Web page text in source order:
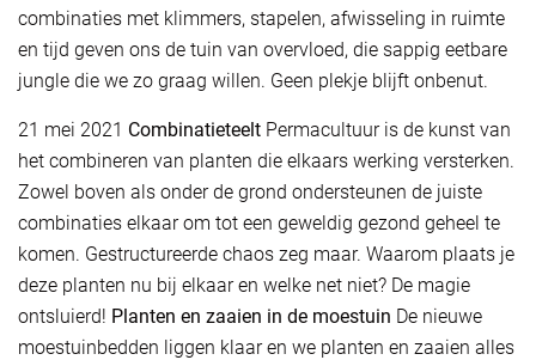
combinaties met klimmers, stapelen, afwisseling in ruimte
en tijd geven ons de tuin van overvloed, die sappig eetbare
jungle die we zo graag willen. Geen plekje blijft onbenut.
21 mei 2021 Combinatieteelt Permacultuur is de kunst van
het combineren van planten die elkaars werking versterken.
Zowel boven als onder de grond ondersteunen de juiste
combinaties elkaar om tot een geweldig gezond geheel te
komen. Gestructureerde chaos zeg maar. Waarom plaats je
deze planten nu bij elkaar en welke net niet? De magie
ontsluierd! Planten en zaaien in de moestuin De nieuwe
moestuinbedden liggen klaar en we planten en zaaien alles